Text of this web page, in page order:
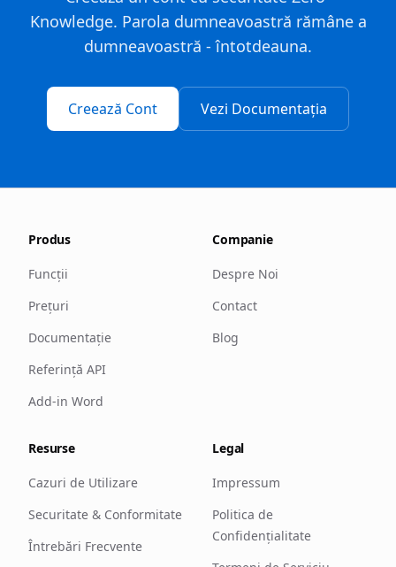
Knowledge. Parola dumneavoastră rămâne a
dumneavoastră - întotdeauna.
Creează Cont Vezi Documentația
Produs
Funcții
Prețuri
Documentație
Referință API
Add-in Word
Companie
Despre Noi
Contact
Blog
Resurse
Cazuri de Utilizare
Securitate & Conformitate
Întrebări Frecvente
Legal
Impressum
Politica de
Confidențialitate